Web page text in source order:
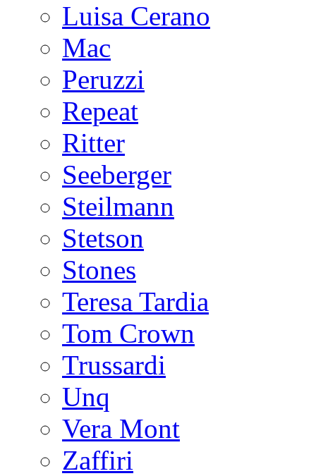
Luisa Cerano
Mac
Peruzzi
Repeat
Ritter
Seeberger
Steilmann
Stetson
Stones
Teresa Tardia
Tom Crown
Trussardi
Unq
Vera Mont
Zaffiri